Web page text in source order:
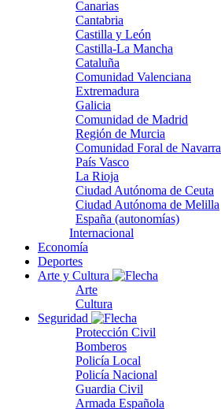
Canarias
Cantabria
Castilla y León
Castilla-La Mancha
Cataluña
Comunidad Valenciana
Extremadura
Galicia
Comunidad de Madrid
Región de Murcia
Comunidad Foral de Navarra
País Vasco
La Rioja
Ciudad Autónoma de Ceuta
Ciudad Autónoma de Melilla
España (autonomías)
Internacional
Economía
Deportes
Arte y Cultura
Arte
Cultura
Seguridad
Protección Civil
Bomberos
Policía Local
Policía Nacional
Guardia Civil
Armada Española